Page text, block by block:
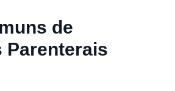
de
Parenterais